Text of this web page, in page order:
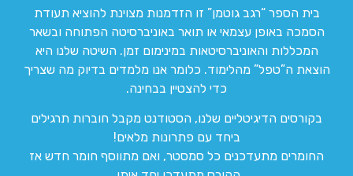
בית הספר “רגב גוטמן” זו הזדמנות מצוינת להוציא תעודת
הסמכה באופן עצמאי או תואר באוניברסיטה הפתוחה ובשאר
המכללות והאוניברסיטאות במינימום זמן. השיטה שלנו היא
הוצאת ה”טפל” מהלימוד. כלומר אנו מלמדים בדיוק מה שצריך
כדי להצטיין בבחינה.
בקורסים הדיגיטליים שלנו, הסטודנט מקבל חוברות תרגילים
ביחד עם פתרונות מלאים!
החומרים מתעדכנים כל סמסטר, ואם מתווסף חומר חדש אז